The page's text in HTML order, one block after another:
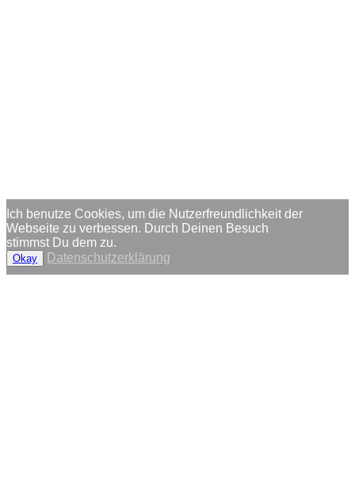
Ich benutze Cookies, um die Nutzerfreundlichkeit der
Webseite zu verbessen. Durch Deinen Besuch
stimmst Du dem zu.
Okay Datenschutzerklärung